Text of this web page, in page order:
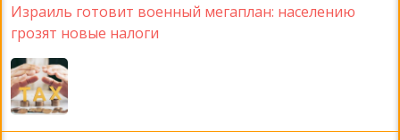
Израиль готовит военный мегаплан: населению
грозят новые налоги